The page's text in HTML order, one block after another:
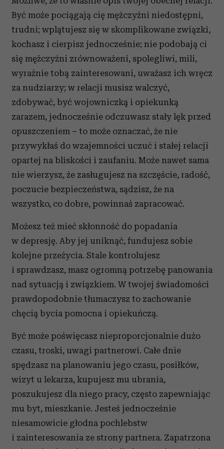
Być może pociągają cię mężczyźni niedostępni,
trudni; wplątujesz się w skomplikowane związki,
kochasz i cierpisz jednocześnie; nie podobają ci
się mężczyźni zrównoważeni, spolegliwi, mili,
wyraźnie tobą zainteresowani, uważasz ich wręcz
za nudziarzy; w relacji musisz walczyć,
zdobywać, być wojowniczką i opiekunką
zarazem, jednocześnie odczuwasz stały lęk przed
opuszczeniem – to może oznaczać, że nie
przywykłaś do wzajemności uczuć i stałej relacji
opartej na bliskości i zaufaniu. Może nawet sama
nie wierzysz, że zasługujesz na szczęście, radość,
poczucie bezpieczeństwa, sądzisz, że na
wszystko, co dobre, powinnaś zapracować.
Możesz też mieć skłonność do popadania
w depresję. Aby jej uniknąć, fundujesz sobie
kolejne przeżycia. Stale kontrolujesz
i sprawdzasz, masz ogromną potrzebę panowania
nad sytuacją i związkiem. W twojej świadomości
prawdopodobnie tłumaczysz to zachowanie
chęcią bycia pomocna i opiekuńczą.
Być może poświęcasz nieproporcjonalnie dużo
czasu, troski, uwagi partnerowi. Całe dnie
spędzasz na planowaniu jego czasu, posiłków,
wizyt u lekarza, kupujesz mu ubrania,
poszukujesz dla niego pracy, często zapewniając
mu byt, mieszkanie. Jesteś jednocześnie
niesamowicie głodna pochlebstw
i zainteresowania ze strony partnera. Zapatrzona